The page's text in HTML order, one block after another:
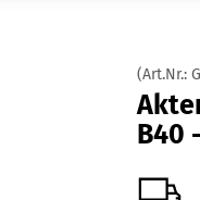
Konto
(Art.Nr.:
B40